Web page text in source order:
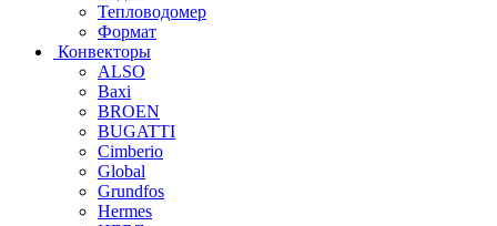
Тепловодомер
Формат
Конвекторы
ALSO
Baxi
BROEN
BUGATTI
Cimberio
Global
Grundfos
Hermes